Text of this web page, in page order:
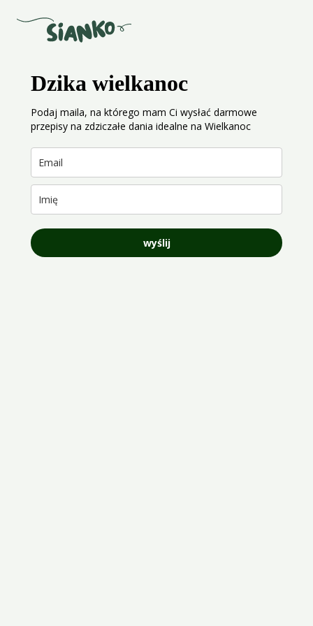
Dzika wielkanoc
Podaj maila, na którego mam Ci wysłać darmowe
przepisy na zdziczałe dania idealne na Wielkanoc
wyślij